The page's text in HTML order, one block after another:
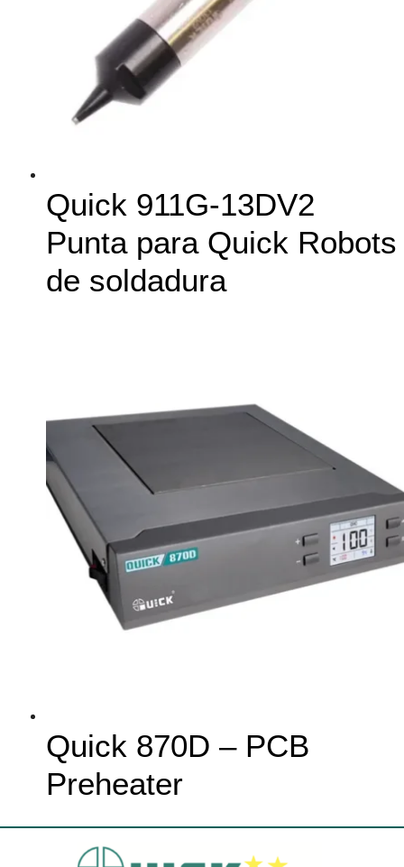
Quick 911G-13DV2
Punta para Quick Robots
de soldadura
Quick 870D – PCB
Preheater